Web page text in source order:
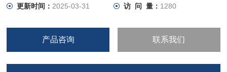
更新时间： 2025-03-31 访 问 量： 1280
产品咨询 联系我们